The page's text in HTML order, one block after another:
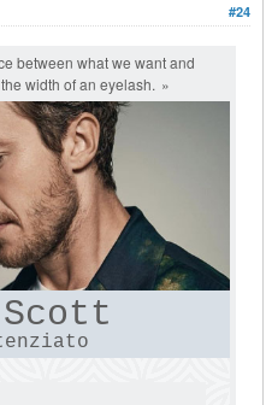
#24
between what we want and
width of an eyelash.